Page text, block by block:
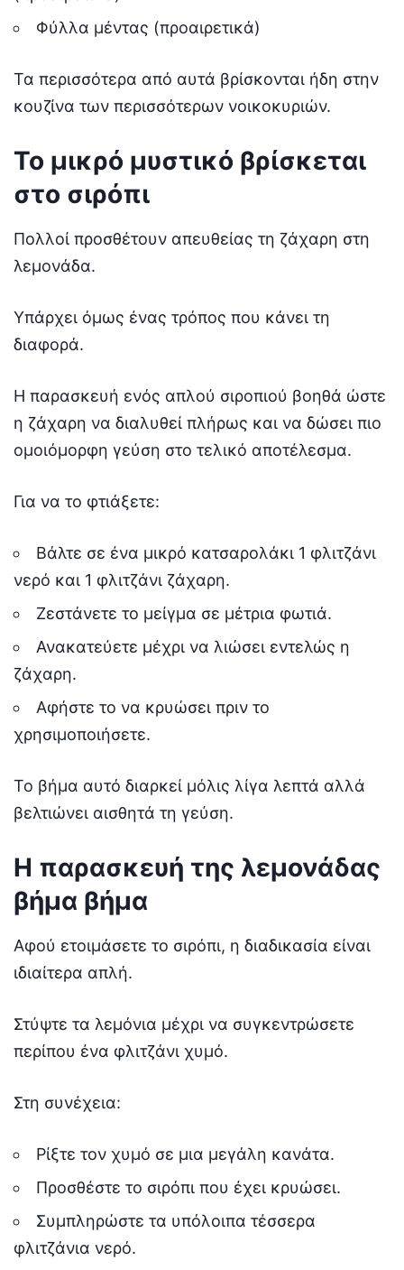
Φύλλα μέντας (προαιρετικά)
Τα περισσότερα από αυτά βρίσκονται ήδη στην
κουζίνα των περισσότερων νοικοκυριών.
Το μικρό μυστικό βρίσκεται
στο σιρόπι
Πολλοί προσθέτουν απευθείας τη ζάχαρη στη
λεμονάδα.
Υπάρχει όμως ένας τρόπος που κάνει τη
διαφορά.
Η παρασκευή ενός απλού σιροπιού βοηθά ώστε
η ζάχαρη να διαλυθεί πλήρως και να δώσει πιο
ομοιόμορφη γεύση στο τελικό αποτέλεσμα.
Για να το φτιάξετε:
Βάλτε σε ένα μικρό κατσαρολάκι 1 φλιτζάνι
νερό και 1 φλιτζάνι ζάχαρη.
Ζεστάνετε το μείγμα σε μέτρια φωτιά.
Ανακατεύετε μέχρι να λιώσει εντελώς η
ζάχαρη.
Αφήστε το να κρυώσει πριν το
χρησιμοποιήσετε.
Το βήμα αυτό διαρκεί μόλις λίγα λεπτά αλλά
βελτιώνει αισθητά τη γεύση.
Η παρασκευή της λεμονάδας
βήμα βήμα
Αφού ετοιμάσετε το σιρόπι, η διαδικασία είναι
ιδιαίτερα απλή.
Στύψτε τα λεμόνια μέχρι να συγκεντρώσετε
περίπου ένα φλιτζάνι χυμό.
Στη συνέχεια:
Ρίξτε τον χυμό σε μια μεγάλη κανάτα.
Προσθέστε το σιρόπι που έχει κρυώσει.
Συμπληρώστε τα υπόλοιπα τέσσερα
φλιτζάνια νερό.